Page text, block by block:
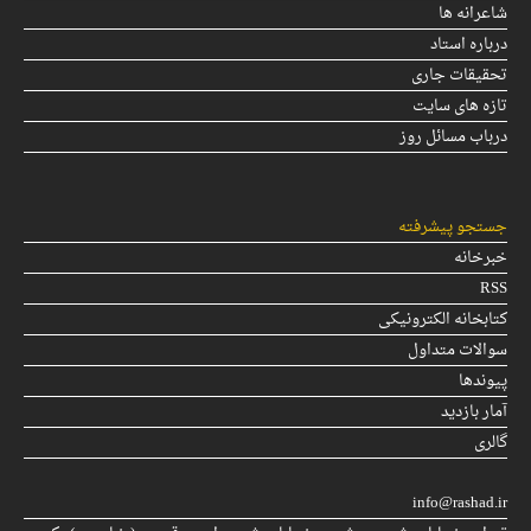
شاعرانه ها
درباره استاد
تحقیقات جاری
تازه های سایت
درباب مسائل روز
جستجو پیشرفته
خبرخانه
RSS
کتابخانه الکترونیکی
سوالات متداول
پیوندها
آمار بازدید
گالری
info@rashad.ir